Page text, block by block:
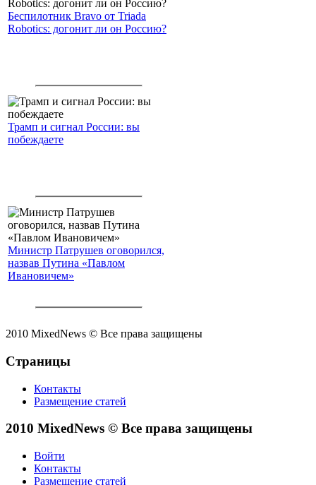
Беспилотник Bravo от Triada
Robotics: догонит ли он Россию?
Трамп и сигнал России: вы
побеждаете
Министр Патрушев оговорился,
назвав Путина «Павлом
Ивановичем»
2010 MixedNews © Все права защищены
Страницы
Контакты
Размещение статей
2010 MixedNews © Все права защищены
Войти
Контакты
Размещение статей